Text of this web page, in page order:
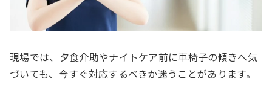
現場では、夕食介助やナイトケア前に車椅子の傾きへ気
づいても、今すぐ対応するべきか迷うことがあります。